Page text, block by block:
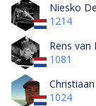
Niesko
1214
Rens van
1081
1024